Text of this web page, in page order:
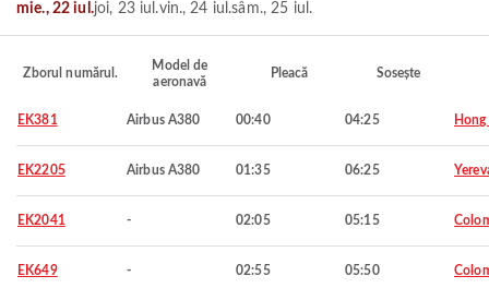
mie., 22 iul.joi, 23 iul.vin., 24 iul.sâm., 25 iul.
Zborul numărul.
Model de
aeronavă
Pleacă Sosește
EK381 Airbus A380 00:40 04:25
EK2205 Airbus A380 01:35 06:25
EK2041 - 02:05 05:15
EK649 - 02:55 05:50